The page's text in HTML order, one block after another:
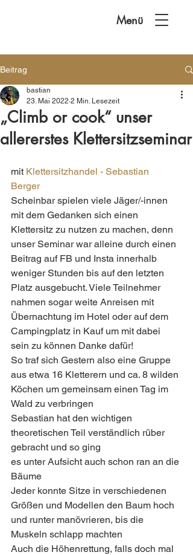
Menü
Beitrag
„Climb or cook“ unser
allererstes Klettersitzseminar
bastian
23. Mai 2022 2 Min. Lesezeit
mit Klettersitzhandel - Sebastian
Berger
Scheinbar spielen viele Jäger/-innen
mit dem Gedanken sich einen
Klettersitz zu nutzen zu machen, denn
unser Seminar war alleine durch einen
Beitrag auf FB und Insta innerhalb
weniger Stunden bis auf den letzten
Platz ausgebucht. Viele Teilnehmer
nahmen sogar weite Anreisen mit
Übernachtung im Hotel oder auf dem
Campingplatz in Kauf um mit dabei
sein zu können Danke dafür!
So traf sich Gestern also eine Gruppe
aus etwa 16 Kletterern und ca. 8 wilden
Köchen um gemeinsam einen Tag im
Wald zu verbringen
Sebastian hat den wichtigen
theoretischen Teil verständlich rüber
gebracht und so ging
es unter Aufsicht auch schon ran an die
Bäume
Jeder konnte Sitze in verschiedenen
Größen und Modellen den Baum hoch
und runter manövrieren, bis die
Muskeln schlapp machten
Auch die Höhenrettung, falls doch mal